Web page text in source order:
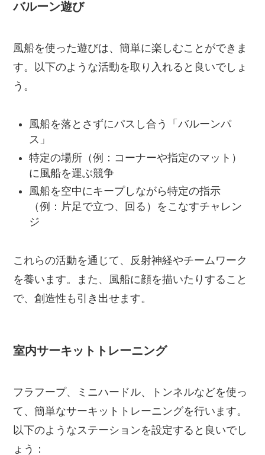
バルーン遊び
風船を使った遊びは、簡単に楽しむことができま
す。以下のような活動を取り入れると良いでしょ
う。
風船を落とさずにパスし合う「バルーンパ
ス」
特定の場所（例：コーナーや指定のマット）
に風船を運ぶ競争
風船を空中にキープしながら特定の指示
（例：片足で立つ、回る）をこなすチャレン
ジ
これらの活動を通じて、反射神経やチームワーク
を養います。また、風船に顔を描いたりすること
で、創造性も引き出せます。
室内サーキットトレーニング
フラフープ、ミニハードル、トンネルなどを使っ
て、簡単なサーキットトレーニングを行います。
以下のようなステーションを設定すると良いでし
ょう：